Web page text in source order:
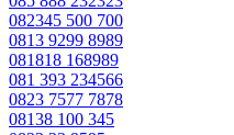
082345 500 700
0813 9299 8989
081818 168989
081 393 234566
0823 7577 7878
08138 100 345